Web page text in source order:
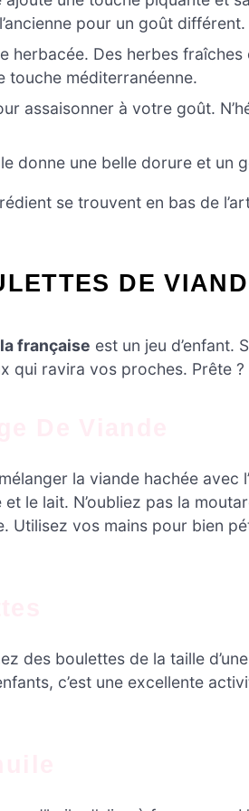
pour un goût différent.
herbacée. Des herbes fraîches
touche méditerranéenne.
assaisonner à votre goût.
donne une belle dorure et un
se trouvent en bas de
DE
française est un jeu d’enfant.
qui ravira vos proches. Prête
la viande hachée avec
le lait. N’oubliez pas la
Utilisez vos mains pour bien
des boulettes de la taille
c’est une excellente